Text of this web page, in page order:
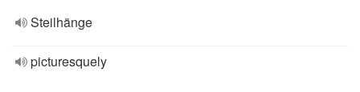
Steilhänge
picturesquely